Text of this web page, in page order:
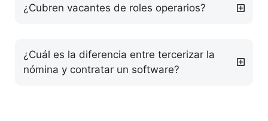
¿Cubren vacantes de roles operarios?
¿Cuál es la diferencia entre tercerizar la
nómina y contratar un software?